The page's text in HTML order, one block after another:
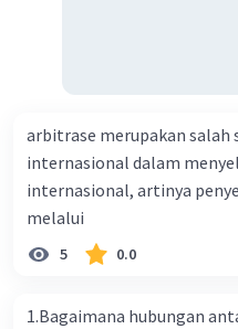
arbitrase merupakan salah
internasional dalam
internasional, artinya
melalui
5 0.0
1.Bagaimana hubungan